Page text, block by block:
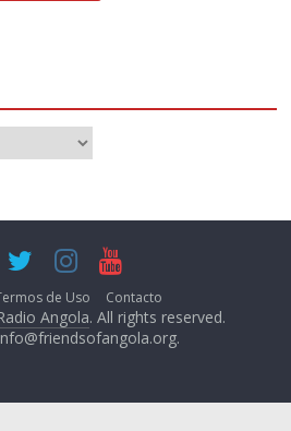
de Uso Contacto
Angola. All rights reserved.
.